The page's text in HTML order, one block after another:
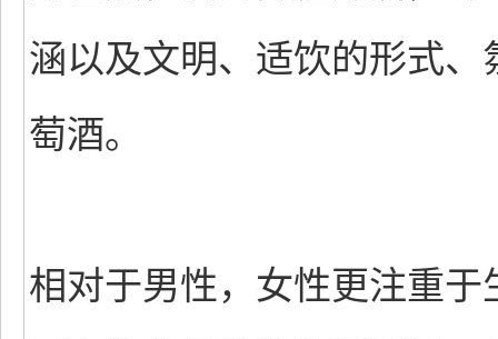
涵以及文明、适饮的形式
萄酒。
相对于男性，女性更注重